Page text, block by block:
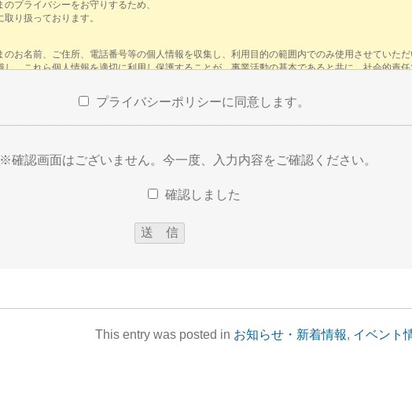
プライバシーポリシーに同意します。
※確認画面はございません。今一度、入力内容をご確認ください。
確認しました
This entry was posted in お知らせ・新着情報, イベント